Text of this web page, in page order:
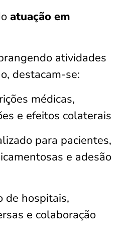
atuação em
atividades
destacam-se:
médicas,
e efeitos colaterais
para pacientes,
e adesão
de hospitais,
e colaboração